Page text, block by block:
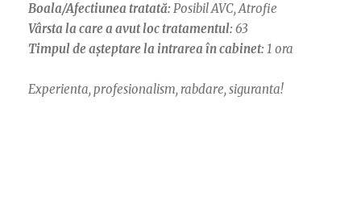
Boala/Afectiunea tratată: Posibil AVC, Atrofie
Vârsta la care a avut loc tratamentul: 63
Timpul de așteptare la intrarea în cabinet: 1 ora
Experienta, profesionalism, rabdare, siguranta!